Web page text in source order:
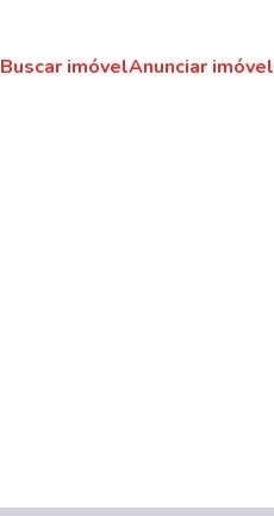
Buscar imóvelAnunciar imóvel